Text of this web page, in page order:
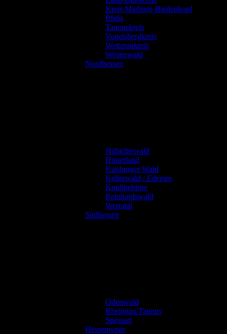
Kreis Marburg-Biedenkopf
Rhön
Taunuskreis
Vogelsbergkreis
Wetteraukreis
Westerwald
Nordhessen
Habichtswald
Hinterland
Kaufunger Wald
Kellerwald / Edersee
Knüllgebirge
Reinhardswald
Werratal
Südhessen
Odenwald
Rheingau/Taunus
Spessart
Hessenwege